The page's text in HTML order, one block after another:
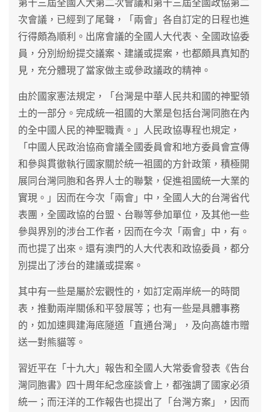
第十三屆全國人大第二次會議和第十三屆全國政協第二
次會議，已經到了尾聲，「兩會」各自訂定的日程也進
行得頗為順利。出席會議的全國人大代表、全國政協委
員，分別紛紛提交議案、建議或提案，也都頗具真知酌
見，充分體現了當家做主或參政議政的精神。
由於國家憲法規定，「台灣是中華人民共和國的神聖領
土的一部分。完成統一祖國的大業是包括台灣同胞在內
的全中國人民的神聖職責。」人民政協專程也規定，
「中國人民政治協商會議全國委員會和地方委員會宣傳
和參與貫徹執行國家關於統一祖國的方針政策，積極開
展同台灣同胞和各界人士的聯繫，促進祖國統一大業的
實現。」因而在今次「兩會」中，全國人大的台灣省代
表團，全國政協的台盟、台聯等參加單位，及其他一些
參與界別的涉台工作者，因而在今次「兩會」中，有。
而也提了出來。還有澳門的人大代表和政協委員，都分
別提出了涉台的建議或提案。
其中有一些是屬於宏觀性的，如訂定兩岸統一的時間
表，推動兩岸關係和平發展等；也有一些是具體事務
的，如加速興建海底隧道「直通台灣」，及向高雄市贈
送一對熊貓等。
習近平在「十九大」報告和全國人大常委會發表《告台
灣同胞書》四十周年紀念座談會上，都強調了國家必須
統一；而汪洋的工作報告也提出了「台灣方案」，因而